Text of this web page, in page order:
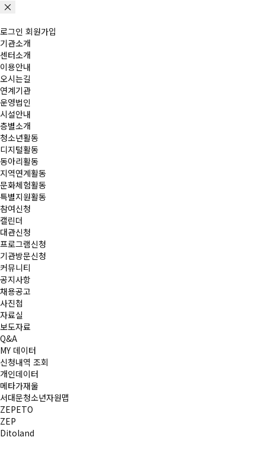
로그인 회원가입
기관소개
센터소개
이용안내
오시는길
연계기관
운영법인
시설안내
층별소개
청소년활동
디지털활동
동아리활동
지역연계활동
문화체험활동
특별지원활동
참여신청
캘린더
대관신청
프로그램신청
기관방문신청
커뮤니티
공지사항
채용공고
사진첩
자료실
보도자료
Q&A
MY 데이터
신청내역 조회
개인데이터
메타가재울
서대문청소년자원맵
ZEPETO
ZEP
Ditoland